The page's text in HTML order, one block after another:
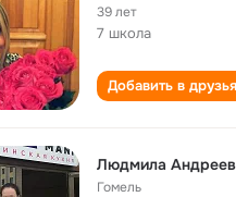
39 лет
7 школа
Добавить в друзья
Людмила
Гомель